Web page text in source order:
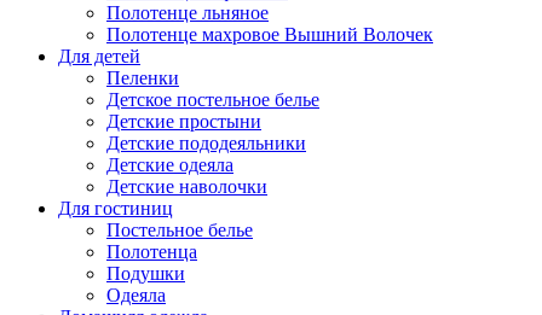
Полотенце льняное
Полотенце махровое Вышний Волочек
Для детей
Пеленки
Детское постельное белье
Детские простыни
Детские пододеяльники
Детские одеяла
Детские наволочки
Для гостиниц
Постельное белье
Полотенца
Подушки
Одеяла